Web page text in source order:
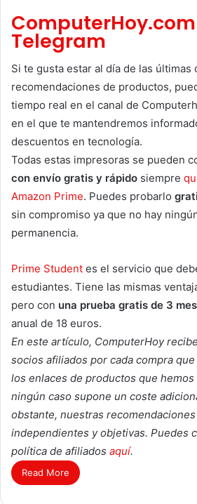
Telegram
Si te gusta estar al día de las últimas
recomendaciones de productos,
tiempo real en el canal de
en el que te mantendremos
descuentos en tecnología.
Todas estas impresoras se pueden
con envío gratis y rápido siempre
Amazon Prime. Puedes probarlo
sin compromiso ya que no hay
permanencia.
Prime Student es el servicio que
estudiantes. Tiene las mismas
pero con una prueba gratis de 3
anual de 18 euros.
En este artículo, ComputerHoy
socios afiliados por cada compra
los enlaces de productos que
ningún caso supone un coste
obstante, nuestras
independientes y objetivas. Puedes
política de afiliados aquí.
Read More